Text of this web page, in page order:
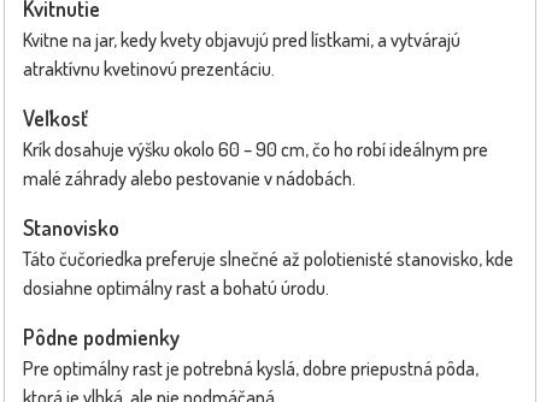
Kvitnutie
Kvitne na jar, kedy kvety objavujú pred lístkami, a vytvárajú
atraktívnu kvetinovú prezentáciu.
Veľkosť
Krík dosahuje výšku okolo 60 – 90 cm, čo ho robí ideálnym pre
malé záhrady alebo pestovanie v nádobách.
Stanovisko
Táto čučoriedka preferuje slnečné až polotienisté stanovisko, kde
dosiahne optimálny rast a bohatú úrodu.
Pôdne podmienky
Pre optimálny rast je potrebná kyslá, dobre priepustná pôda,
ktorá je vlhká, ale nie podmáčaná.